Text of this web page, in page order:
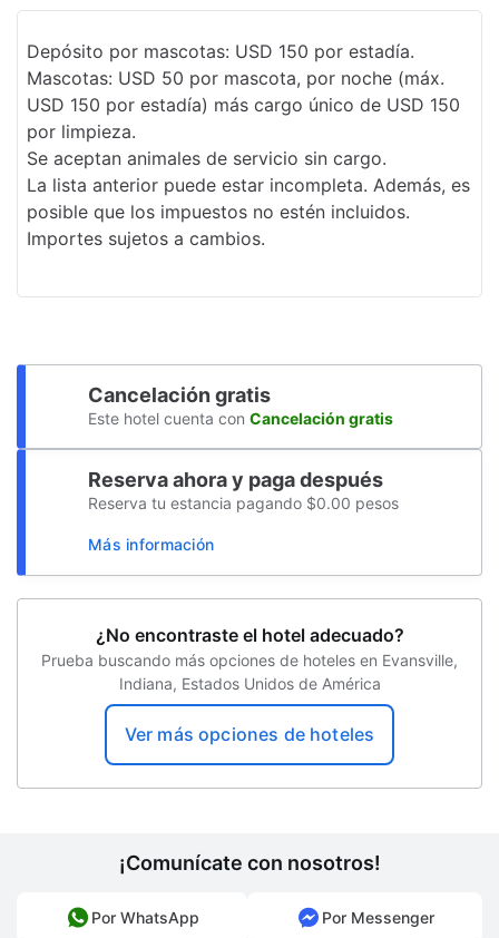
Gimnasio abierto las 24 horas
Desayuno continental gratuito
Resguardo de equipaje
Salida exprés
Desayuno gratis
Golf
Propiedad libre de humo
Seguro
Servicio de café en el lobby
Estacionamiento sin asistencia gratuito
Elevador
Depósito por mascotas: USD 150 por estadía.
Mascotas: USD 50 por mascota, por noche (máx.
USD 150 por estadía) más cargo único de USD 150
por limpieza.
Se aceptan animales de servicio sin cargo.
La lista anterior puede estar incompleta. Además, es
posible que los impuestos no estén incluidos.
Importes sujetos a cambios.
Cancelación gratis
Este hotel cuenta con Cancelación gratis
Reserva ahora y paga después
Reserva tu estancia pagando $0.00 pesos
Más información
¿No encontraste el hotel adecuado?
Prueba buscando más opciones de hoteles en Evansville,
Indiana, Estados Unidos de América
Ver más opciones de hoteles
¡Comunícate con nosotros!
Por WhatsApp Por Messenger